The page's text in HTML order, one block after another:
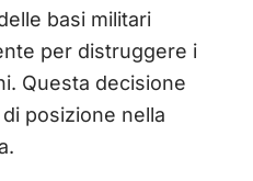
basi militari
per distruggere i
Questa decisione
posizione nella